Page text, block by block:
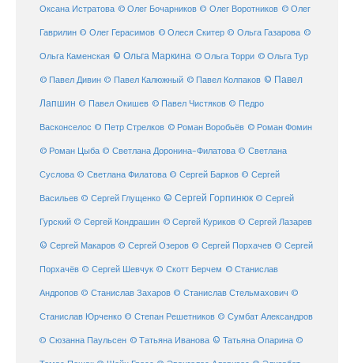
Оксана Истратова © Олег Бочарников © Олег Воротников © Олег
Гаврилин © Олег Герасимов © Олеся Скитер © Ольга Газарова ©
Ольга Каменская © Ольга Маркина © Ольга Торри © Ольга Тур
© Павел Дивин © Павел Калюжный © Павел Колпаков © Павел
Лапшин © Павел Окишев © Павел Чистяков © Педро
Васконселос © Петр Стрелков © Роман Воробьёв © Роман Фомин
© Роман Цыба © Светлана Доронина-Филатова © Светлана
Суслова © Светлана Филатова © Сергей Барков © Сергей
Васильев © Сергей Глущенко © Сергей Горпинюк © Сергей
Гурский © Сергей Кондрашин © Сергей Куриков © Сергей Лазарев
© Сергей Макаров © Сергей Озеров © Сергей Порхачев © Сергей
Порхачёв © Сергей Шевчук © Скотт Берчем © Станислав
Андропов © Станислав Захаров © Станислав Стельмахович ©
Станислав Юрченко © Степан Решетников © Сумбат Александров
© Сюзанна Паульсен © Татьяна Иванова © Татьяна Опарина ©